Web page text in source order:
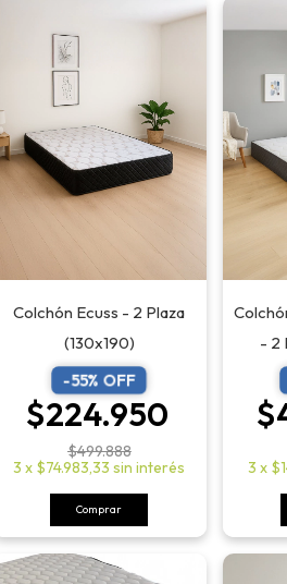
Colchón Ecuss - 2 Plaza
(130x190)
-55% OFF
$224.950
$499.888
3 x $74.983,33 sin interés
Comprar
- 2
3 x